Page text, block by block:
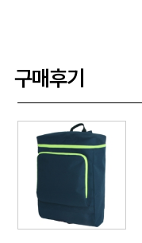
구매후기